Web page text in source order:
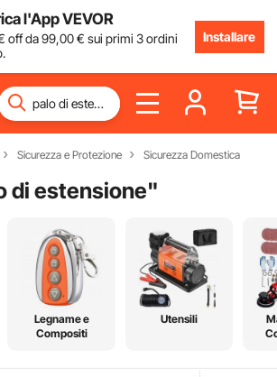
l'App VEVOR
off da99,00€ sui primi 3 ordini
Installare
Sicurezza e Protezione Sicurezza Domestica
di estensione"
Legname e
Compositi
Utensili